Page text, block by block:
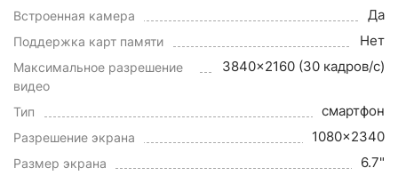
Встроенная камера Да
Поддержка карт памяти Нет
Максимальное разрешение
видео
3840x2160 (30 кадров/с)
Тип смартфон
Разрешение экрана 1080x2340
Размер экрана 6.7"